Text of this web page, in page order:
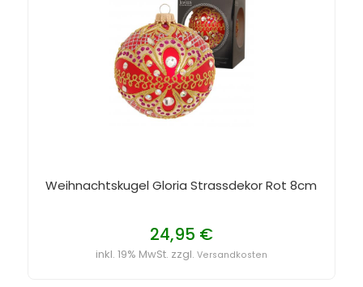
Weihnachtskugel Gloria Strassdekor Rot 8cm
24,95 €
inkl. 19% MwSt. zzgl. Versandkosten